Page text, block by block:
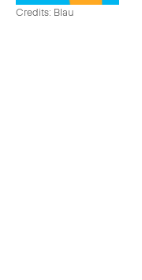
Credits: Blau